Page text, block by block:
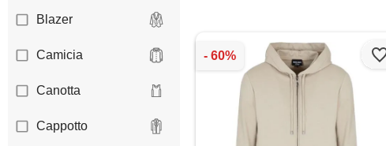
Blazer
Camicia
Canotta
Cappotto